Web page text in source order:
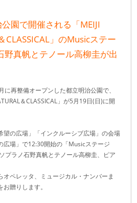
園で開催される「MEIJI
CLASSICAL」のMusicステー
野真帆とテノール高柳圭が出
再整備オープンした都立明治公園で、
＆CLASSICAL」が5月19日(日)に開
望の広場」「インクルーシブ広場」の会場
広場」で12:30開始の「Musicステージ
プラノ石野真帆とテノール高柳圭、ピア
オペレッタ、ミュージカル・ナンバーま
贈りします。